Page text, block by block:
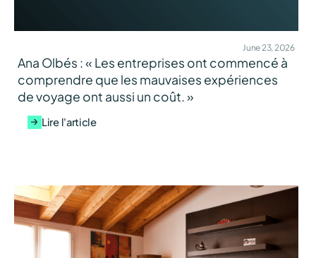
June 23, 2026
Ana Olbés : « Les entreprises ont commencé à
comprendre que les mauvaises expériences
de voyage ont aussi un coût. »
Lire l'article